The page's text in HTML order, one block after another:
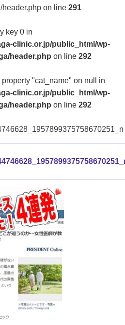
header.php on line291
key 0 in
clinic.or.jp/public_html/wp-
header.php on line292
property "cat_name" on null in
clinic.or.jp/public_html/wp-
header.php on line292